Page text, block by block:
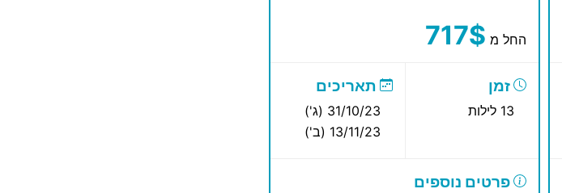
החל מ 717$
זמן
13 לילות
תאריכים
31/10/23 (ג')
13/11/23 (ב')
פרטים נוספים